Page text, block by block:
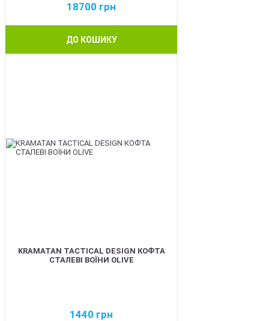
18700 грн
ДО КОШИКУ
KRAMATAN TACTICAL DESIGN КОФТА
СТАЛЕВІ ВОЇНИ OLIVE
1440 грн